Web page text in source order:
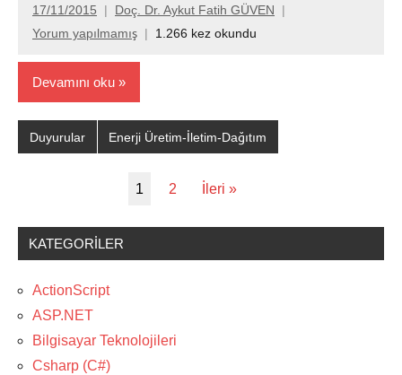
17/11/2015
Doç. Dr. Aykut Fatih GÜVEN
Yorum yapılmamış
1.266 kez okundu
Devamını oku
Duyurular Enerji Üretim-İletim-Dağıtım
1 2 İleri »
KATEGORILER
ActionScript
ASP.NET
Bilgisayar Teknolojileri
Csharp (C#)